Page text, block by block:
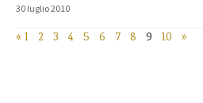
30 luglio 2010
« 1 2 3 4 5 6 7 8 9 10 »